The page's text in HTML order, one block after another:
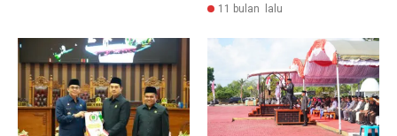
11 bulan lalu